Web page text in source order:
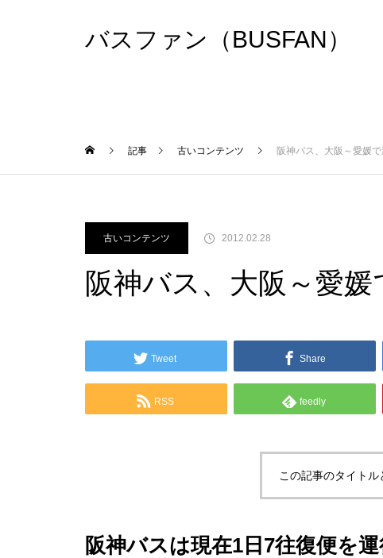
バスファン（BUSFAN）
記事 古いコンテンツ 阪神バス、大阪～愛媛
古いコンテンツ 2012.02.28
阪神バス、大阪～愛
Tweet Share
RSS feedly
この記事のタイト
阪神バスは現在1日7往復便を